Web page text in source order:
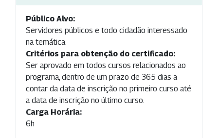
Público Alvo:
Servidores públicos e todo cidadão interessado
na temática.
Critérios para obtenção do certificado:
Ser aprovado em todos cursos relacionados ao
programa, dentro de um prazo de 365 dias a
contar da data de inscrição no primeiro curso até
a data de inscrição no último curso.
Carga Horária:
6h